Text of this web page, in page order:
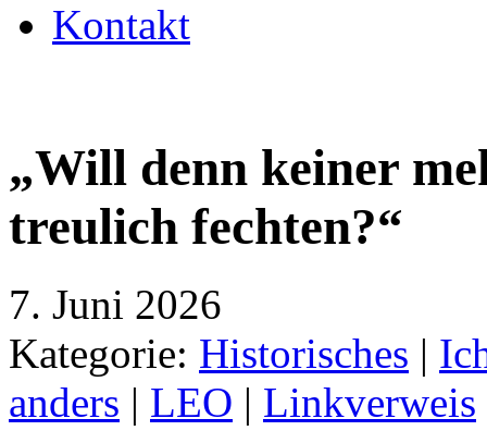
Kontakt
„Will denn keiner
treulich fechten?“
7. Juni 2026
Kategorie: Historisches |
anders | LEO | Linkverweis